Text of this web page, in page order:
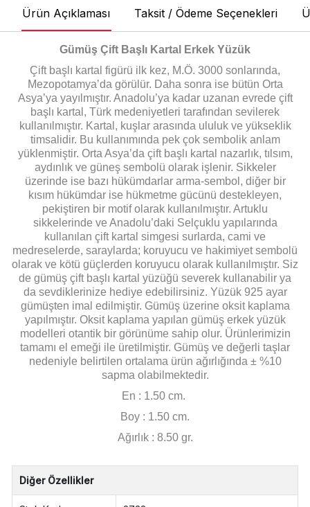
Ürün Açıklaması Taksit / Ödeme Seçenekleri
Gümüş Çift Başlı Kartal Erkek Yüzük
Çift başlı kartal figürü ilk kez, M.Ö. 3000 sonlarında,
Mezopotamya’da görülür. Daha sonra ise bütün Orta
Asya’ya yayılmıştır. Anadolu’ya kadar uzanan evrede çift
başlı kartal, Türk medeniyetleri tarafından sevilerek
kullanılmıştır. Kartal, kuşlar arasında ululuk ve yükseklik
timsalidir. Bu kullanımında pek çok sembolik anlam
yüklenmiştir. Orta Asya’da çift başlı kartal nazarlık, tılsım,
aydınlık ve güneş sembolü olarak işlenir. Sikkeler
üzerinde ise bazı hükümdarlar arma-sembol, diğer bir
kısım hükümdar ise hükmetme gücünü destekleyen,
pekiştiren bir motif olarak kullanılmıştır. Artuklu
sikkelerinde ve Anadolu’daki Selçuklu yapılarında
kullanılan çift kartal simgesi surlarda, cami ve
medreselerde, saraylarda; koruyucu ve hakimiyet sembolü
olarak ve kötü güçlerden koruyucu olarak kullanılmıştır. Siz
de gümüş çift başlı kartal yüzüğü severek kullanabilir ya
da sevdiklerinize hediye edebilirsiniz. Yüzük 925 ayar
gümüşten imal edilmiştir. Gümüş üzerine oksit kaplama
yapılmıştır. Oksit kaplama yapılan gümüş erkek yüzük
modelleri otantik bir görünüme sahip olur. Ürünlerimizin
tamamı el emeği ile üretilmiştir. Gümüş ve değerli taşlar
nedeniyle belirtilen ortalama ürün ağırlığında ± %10
sapma olabilmektedir.
En : 1.50 cm.
Boy : 1.50 cm.
Ağırlık : 8.50 gr.
Diğer Özellikler